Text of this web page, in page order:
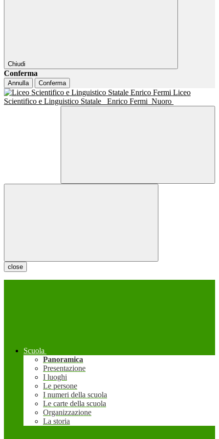
Chiudi
Conferma
Annulla Conferma
Liceo
Scientifico e Linguistico Statale
Enrico Fermi Nuoro
close
Scuola
Panoramica
Presentazione
I luoghi
Le persone
I numeri della scuola
Le carte della scuola
Organizzazione
La storia